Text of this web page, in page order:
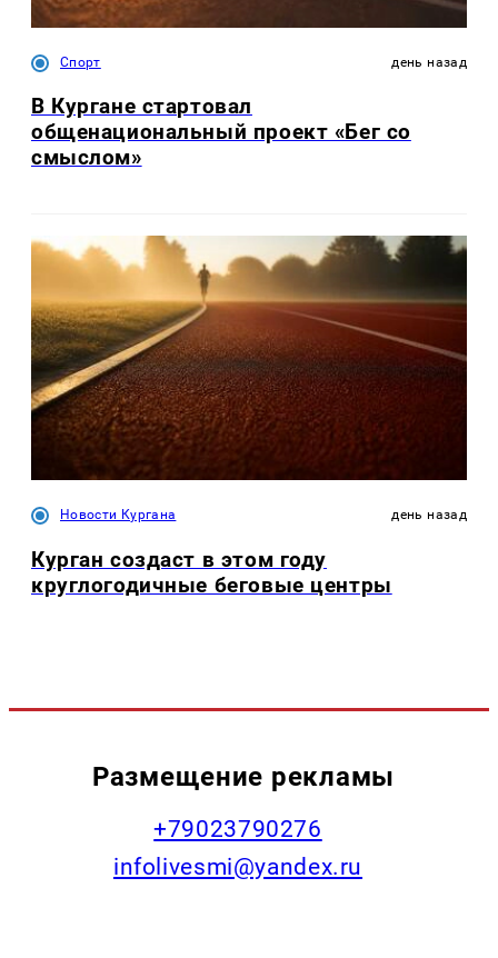
Спорт день назад
В Кургане стартовал
общенациональный проект «Бег со
смыслом»
Новости Кургана день назад
Курган создаст в этом году
круглогодичные беговые центры
Размещение рекламы
+79023790276
infolivesmi@yandex.ru